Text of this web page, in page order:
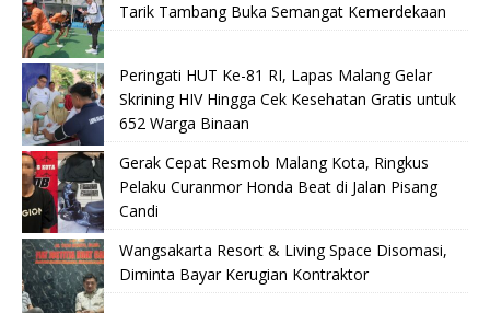
Tarik Tambang Buka Semangat Kemerdekaan
Peringati HUT Ke-81 RI, Lapas Malang Gelar
Skrining HIV Hingga Cek Kesehatan Gratis untuk
652 Warga Binaan
Gerak Cepat Resmob Malang Kota, Ringkus
Pelaku Curanmor Honda Beat di Jalan Pisang
Candi
Wangsakarta Resort & Living Space Disomasi,
Diminta Bayar Kerugian Kontraktor